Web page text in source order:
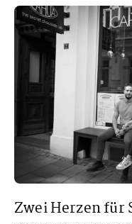
Zwei Herzen für